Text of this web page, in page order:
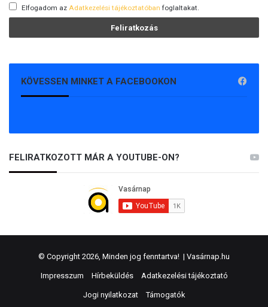
Elfogadom az Adatkezelési tájékoztatóban foglaltakat.
KÖVESSEN MINKET A FACEBOOKON
FELIRATKOZOTT MÁR A YOUTUBE-ON?
© Copyright 2026, Minden jog fenntartva! | Vasárnap.hu
Impresszum Hírbeküldés Adatkezelési tájékoztató
Jogi nyilatkozat Támogatók